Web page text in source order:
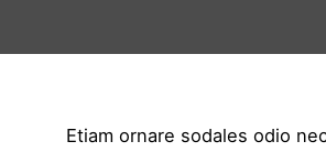
Etiam ornare sodales odio